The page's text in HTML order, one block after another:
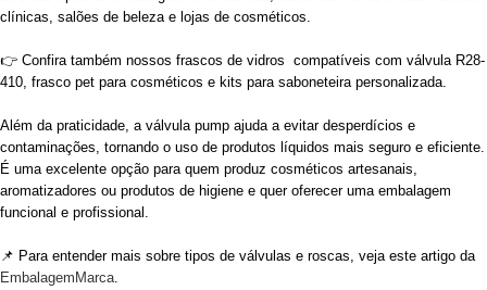
clínicas, salões de beleza e lojas de cosméticos.
👉 Confira também nossos frascos de vidros compatíveis com válvula R28-
410, frasco pet para cosméticos e kits para saboneteira personalizada.
Além da praticidade, a válvula pump ajuda a evitar desperdícios e
contaminações, tornando o uso de produtos líquidos mais seguro e eficiente.
É uma excelente opção para quem produz cosméticos artesanais,
aromatizadores ou produtos de higiene e quer oferecer uma embalagem
funcional e profissional.
📌 Para entender mais sobre tipos de válvulas e roscas, veja este artigo da
EmbalagemMarca.